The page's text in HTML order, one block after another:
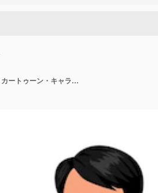
インディアン・ヴィレッジ・メン 3・クォーター・ビュー カートゥーン・キャラクターデザイン